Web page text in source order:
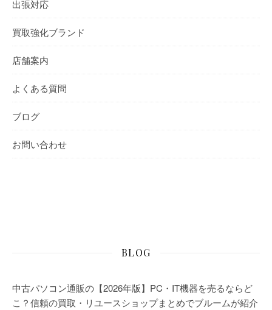
出張対応
買取強化ブランド
店舗案内
よくある質問
ブログ
お問い合わせ
BLOG
中古パソコン通販の【2026年版】PC・IT機器を売るならど
こ？信頼の買取・リユースショップまとめでブルームが紹介